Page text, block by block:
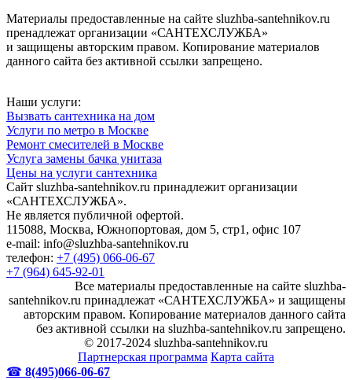
Материалы предоставленные на сайте sluzhba-santehnikov.ru
пренадлежат организации «САНТЕХСЛУЖБА»
и защищены авторским правом. Копирование материалов
данного сайта без активной ссылки запрещено.
Наши услуги:
Вызвать сантехника на дом
Услуги по метро в Москве
Ремонт смесителей в Москве
Услуга замены бачка унитаза
Цены на услуги сантехника
Сайт sluzhba-santehnikov.ru принадлежит организации
«САНТЕХСЛУЖБА».
Не является публичной офертой.
115088, Москва, Южнопортовая, дом 5, стр1, офис 107
e-mail: info@sluzhba-santehnikov.ru
телефон: +7 (495) 066-06-67
+7 (964) 645-92-01
Все материалы предоставленные на сайте sluzhba-
santehnikov.ru принадлежат «САНТЕХСЛУЖБА» и защищены
авторским правом. Копирование материалов данного сайта
без активной ссылки на sluzhba-santehnikov.ru запрещено.
© 2017-2024 sluzhba-santehnikov.ru
Партнерская программа Карта сайта
☎ 8(495)066-06-67